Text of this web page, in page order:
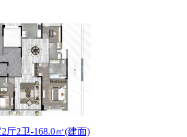
厅2卫-168.0㎡(建面)